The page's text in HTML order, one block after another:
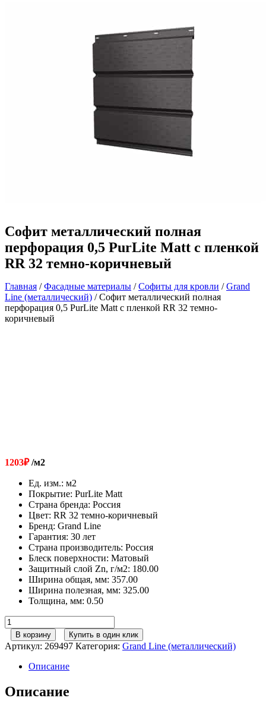
Софит металлический полная
перфорация 0,5 PurLite Matt с пленкой
RR 32 темно-коричневый
Главная /Фасадные материалы /Софиты для кровли /Grand
Line (металлический) / Софит металлический полная
перфорация 0,5 PurLite Matt с пленкой RR 32 темно-
коричневый
1203₽/м2
Ед. изм.: м2
Покрытие: PurLite Matt
Страна бренда: Россия
Цвет: RR 32 темно-коричневый
Бренд: Grand Line
Гарантия: 30 лет
Страна производитель: Россия
Блеск поверхности: Матовый
Защитный слой Zn, г/м2: 180.00
Ширина общая, мм: 357.00
Ширина полезная, мм: 325.00
Толщина, мм: 0.50
Количество
товара
Софит
металлический
полная
перфорация
0,5
PurLite
В корзину Купить в один клик
Артикул: 269497 Категория: Grand Line (металлический)
Описание
Описание